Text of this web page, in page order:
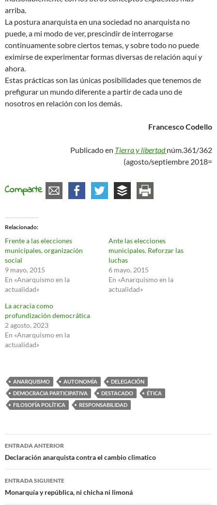
arriba.
La postura anarquista en una sociedad no anarquista no
puede, a mi modo de ver, prescindir de interrogarse
continuamente sobre ciertos temas, y sobre todo no puede
eximirse de experimentar formas diversas de relación aquí y
ahora.
Estas prácticas son las únicas posibilidades que tenemos de
prefigurar un mundo diferente a partir de cada uno de
nosotros en relación con los demás.
Francesco Codello
Publicado en Tierra y libertad núm.361/362
(agosto/septiembre 2018=
Comparte
Relacionado
Frente a las elecciones
municipales, organización
social
9 mayo, 2015
En «Anarquismo en la
actualidad»
Ante las elecciones
municipales. Reforzar las
luchas
6 mayo, 2015
En «Anarquismo en la
actualidad»
La acracia como
profundización democrática
2 agosto, 2023
En «Anarquismo en la
actualidad»
ANARQUISMO AUTONOMÍA
DELEGACIÓN
DEMOCRACIA PARTICIPATIVA
DESTACADO
ÉTICA
FILOSOFÍA POLÍTICA
RESPONSABILIDAD
Navegación
de
entradas
ENTRADA ANTERIOR
Declaración anarquista contra el cambio climatico
ENTRADA SIGUIENTE
Monarquía y república, ni chicha ni limoná